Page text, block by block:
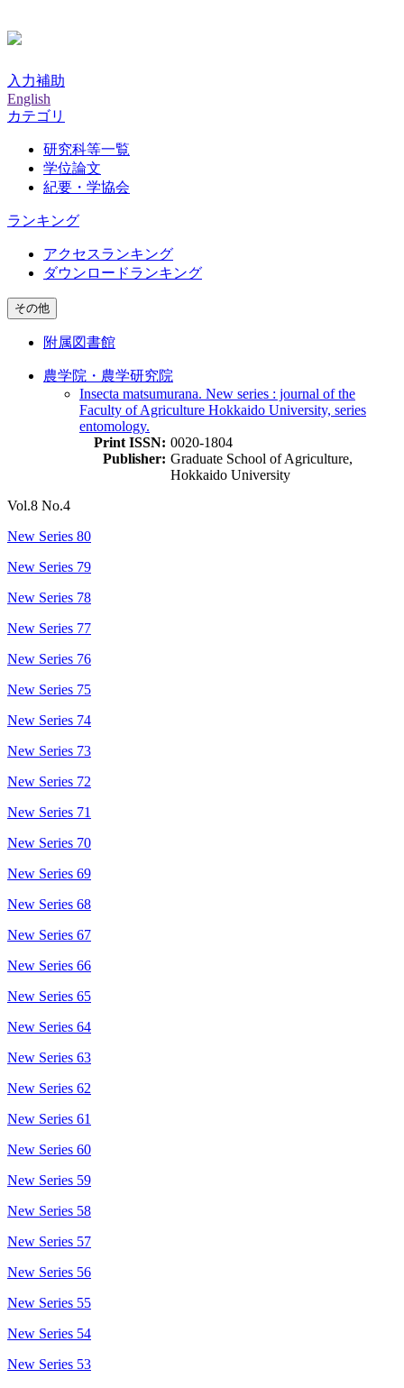
入力補助
English
カテゴリ
研究科等一覧
学位論文
紀要・学協会
ランキング
アクセスランキング
ダウンロードランキング
その他
附属図書館
農学院・農学研究院
Insecta matsumurana. New series : journal of the
Faculty of Agriculture Hokkaido University, series
entomology.
Print ISSN: 0020-1804
Publisher: Graduate School of Agriculture,
Hokkaido University
Vol.8 No.4
New Series 80
New Series 79
New Series 78
New Series 77
New Series 76
New Series 75
New Series 74
New Series 73
New Series 72
New Series 71
New Series 70
New Series 69
New Series 68
New Series 67
New Series 66
New Series 65
New Series 64
New Series 63
New Series 62
New Series 61
New Series 60
New Series 59
New Series 58
New Series 57
New Series 56
New Series 55
New Series 54
New Series 53